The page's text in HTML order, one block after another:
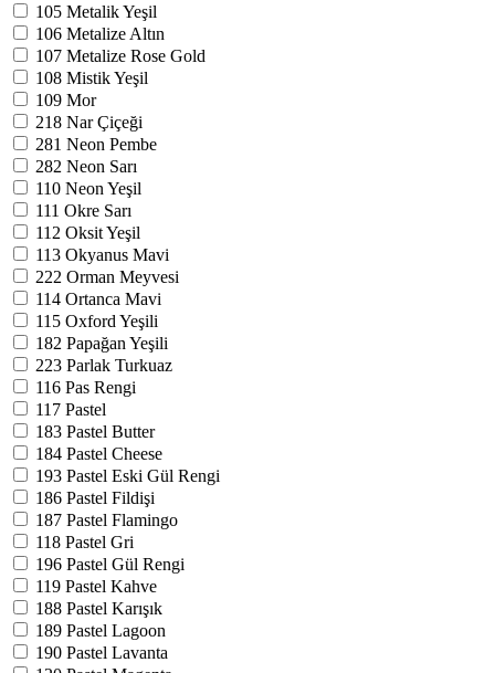
105 Metalik Yeşil
106 Metalize Altın
107 Metalize Rose Gold
108 Mistik Yeşil
109 Mor
218 Nar Çiçeği
281 Neon Pembe
282 Neon Sarı
110 Neon Yeşil
111 Okre Sarı
112 Oksit Yeşil
113 Okyanus Mavi
222 Orman Meyvesi
114 Ortanca Mavi
115 Oxford Yeşili
182 Papağan Yeşili
223 Parlak Turkuaz
116 Pas Rengi
117 Pastel
183 Pastel Butter
184 Pastel Cheese
193 Pastel Eski Gül Rengi
186 Pastel Fildişi
187 Pastel Flamingo
118 Pastel Gri
196 Pastel Gül Rengi
119 Pastel Kahve
188 Pastel Karışık
189 Pastel Lagoon
190 Pastel Lavanta